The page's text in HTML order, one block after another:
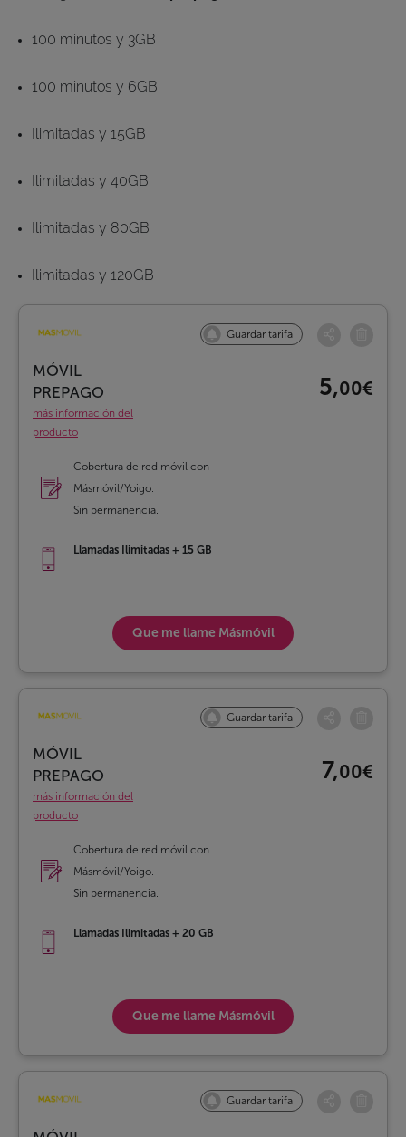
100 minutos y 3GB
100 minutos y 6GB
Ilimitadas y 15GB
Ilimitadas y 40GB
Ilimitadas y 80GB
Ilimitadas y 120GB
Guardar tarifa
MÓVIL
PREPAGO
más información del
producto
5,00€
Que me llameMásmóvil
Cobertura de red móvil con
Másmóvil/Yoigo.
Sin permanencia.
Llamadas Ilimitadas + 15 GB
Guardar tarifa
MÓVIL
PREPAGO
más información del
producto
7,00€
Que me llameMásmóvil
Cobertura de red móvil con
Másmóvil/Yoigo.
Sin permanencia.
Llamadas Ilimitadas + 20 GB
Guardar tarifa